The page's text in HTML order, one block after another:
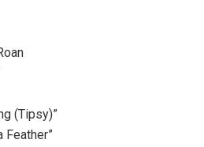
(Tipsy)”
Feather”